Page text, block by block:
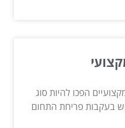
הפכו להיות סוג
בעקבות פריחת התחום